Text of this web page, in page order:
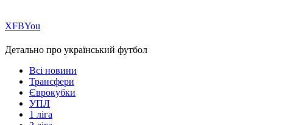
ХFBYou
Детально про український футбол
Всі новини
Трансфери
Єврокубки
УПЛ
1 ліга